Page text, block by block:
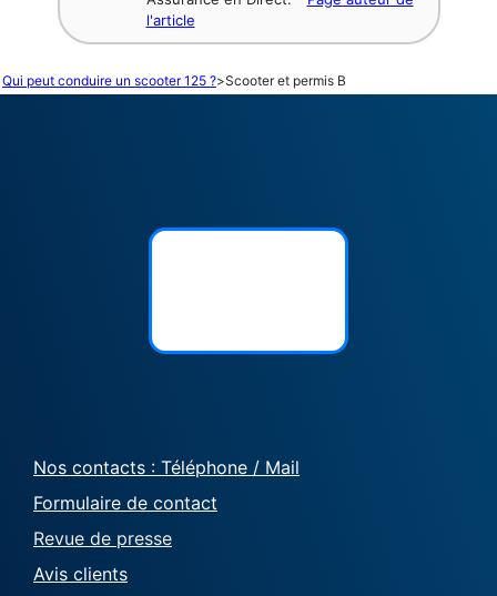
l'article
Qui peut conduire un scooter 125 ?>Scooter et permis B
Nos contacts : Téléphone / Mail
Formulaire de contact
Revue de presse
Avis clients